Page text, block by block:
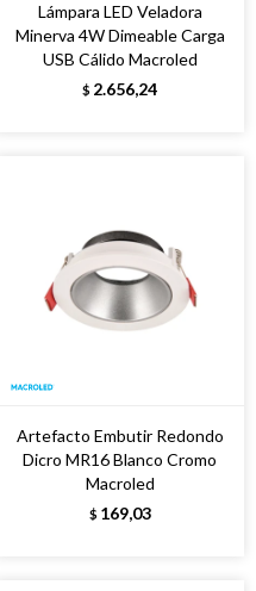
Lámpara LED Veladora
Minerva 4W Dimeable Carga
USB Cálido Macroled
$ 2.656,24
Artefacto Embutir Redondo
Dicro MR16 Blanco Cromo
Macroled
$ 169,03